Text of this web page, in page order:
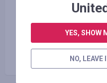
Види
транспорту і
YES, SHOW
NO, LEAVE